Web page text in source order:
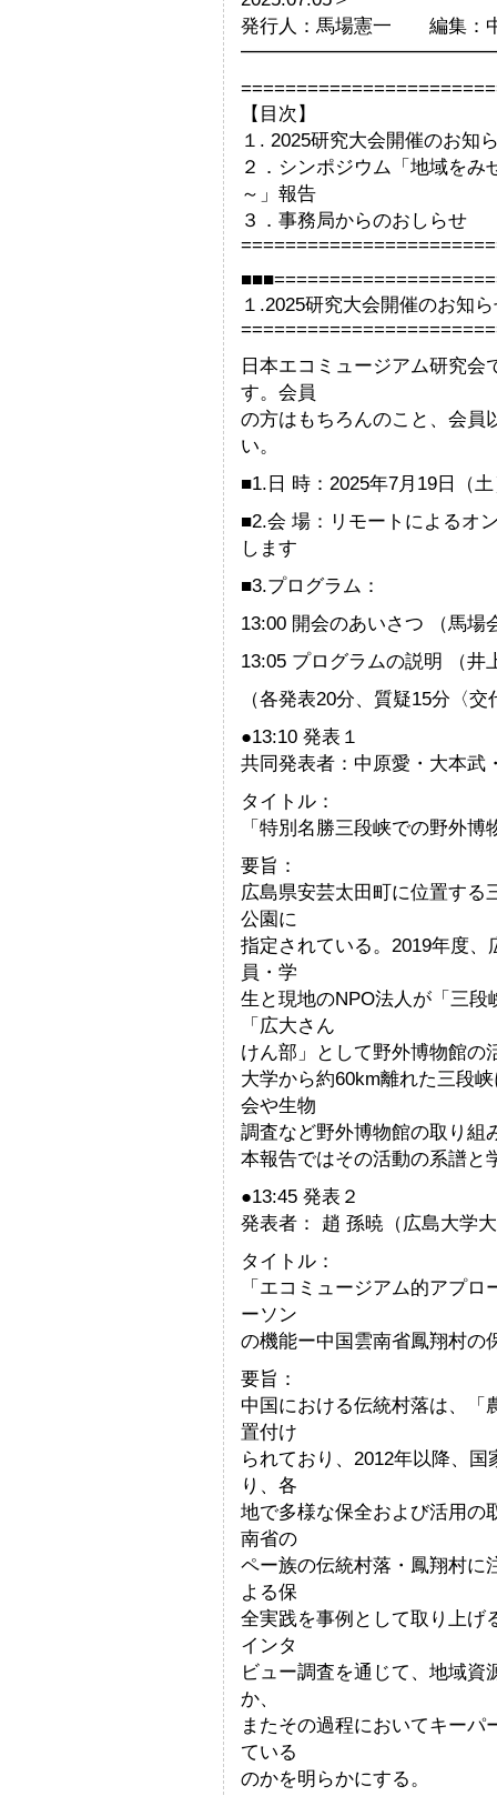
発行人：馬場憲一 編集：
【目次】
１. 2025研究大会開催のお知
２．シンポジウム「地域を
～」報告
３．事務局からのおしらせ
１.2025研究大会開催のお知
日本エコミュージアム研究
す。会員
の方はもちろんのこと、会員
い。
■1.日 時：2025年7月19日（
■2.会 場：リモートによるオ
します
■3.プログラム：
13:00 開会のあいさつ （馬場
13:05 プログラムの説明 （井
（各発表20分、質疑15分〈
●13:10 発表１
共同発表者：中原愛・大本武
タイトル：
「特別名勝三段峡での野外
要旨：
広島県安芸太田町に位置する
公園に
指定されている。2019年度
員・学
生と現地のNPO法人が「三
「広大さん
けん部」として野外博物館の
大学から約60km離れた三段
会や生物
調査など野外博物館の取り組
本報告ではその活動の系譜と
●13:45 発表２
発表者： 趙 孫暁（広島大学
タイトル：
「エコミュージアム的アプ
ーソン
の機能ー中国雲南省鳳翔村の
要旨：
中国における伝統村落は、「
置付け
られており、2012年以降、
り、各
地で多様な保全および活用の
南省の
ペー族の伝統村落・鳳翔村に
よる保
全実践を事例として取り上げ
インタ
ビュー調査を通じて、地域
か、
またその過程においてキー
ている
のかを明らかにする。